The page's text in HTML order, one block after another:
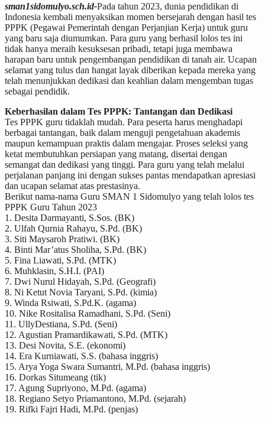
sman1sidomulyo.sch.id-Pada tahun 2023, dunia pendidikan di
Indonesia kembali menyaksikan momen bersejarah dengan hasil tes
PPPK (Pegawai Pemerintah dengan Perjanjian Kerja) untuk guru
yang baru saja diumumkan. Para guru yang berhasil lolos tes ini
tidak hanya meraih kesuksesan pribadi, tetapi juga membawa
harapan baru untuk pengembangan pendidikan di tanah air. Ucapan
selamat yang tulus dan hangat layak diberikan kepada mereka yang
telah menunjukkan dedikasi dan keahlian dalam mengemban tugas
sebagai pendidik.
Keberhasilan dalam Tes PPPK: Tantangan dan Dedikasi
Tes PPPK guru tidaklah mudah. Para peserta harus menghadapi
berbagai tantangan, baik dalam menguji pengetahuan akademis
maupun kemampuan praktis dalam mengajar. Proses seleksi yang
ketat membutuhkan persiapan yang matang, disertai dengan
semangat dan dedikasi yang tinggi. Para guru yang telah melalui
perjalanan panjang ini dengan sukses pantas mendapatkan apresiasi
dan ucapan selamat atas prestasinya.
Berikut nama-nama Guru SMAN 1 Sidomulyo yang telah lolos tes
PPPK Guru Tahun 2023
1. Desita Darmayanti, S.Sos. (BK)
2. Ulfah Qurnia Rahayu, S.Pd. (BK)
3. Siti Maysaroh Pratiwi. (BK)
4. Binti Mar’atus Sholiha, S.Pd. (BK)
5. Fina Liawati, S.Pd. (MTK)
6. Muhklasin, S.H.I. (PAI)
7. Dwi Nurul Hidayah, S.Pd. (Geografi)
8. Ni Ketut Novia Taryani, S.Pd. (kimia)
9. Winda Rsiwati, S.Pd.K. (agama)
10. Nike Rositalisa Ramadhani, S.Pd. (Seni)
11. UllyDestiana, S.Pd. (Seni)
12. Agustian Pramardikawati, S.Pd. (MTK)
13. Desi Novita, S.E. (ekonomi)
14. Era Kurniawati, S.S. (bahasa inggris)
15. Arya Yoga Swara Sumantri, M.Pd. (bahasa inggris)
16. Dorkas Situmeang (tik)
17. Agung Supriyono, M.Pd. (agama)
18. Regiano Setyo Priamantono, M.Pd. (sejarah)
19. Rifki Fajri Hadi, M.Pd. (penjas)